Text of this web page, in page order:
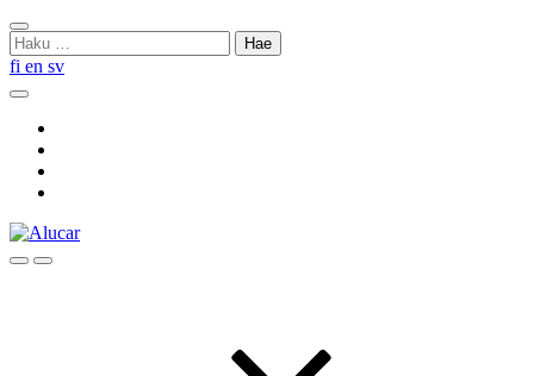
Skip
to
content
Sulje
haku
Haku:
fi en sv
Hae
HaeMenu